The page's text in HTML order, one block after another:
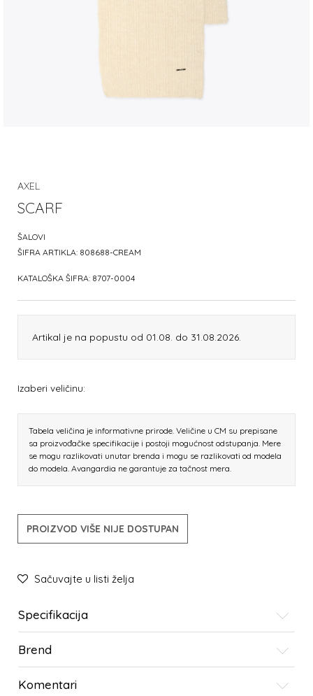
AXEL
SCARF
ŠALOVI
ŠIFRA ARTIKLA: 808688-CREAM
KATALOŠKA ŠIFRA: 8707-0004
Artikal je na popustu od 01.08. do 31.08.2026.
Izaberi veličinu:
Tabela veličina je informativne prirode. Veličine u CM su prepisane
sa proizvođačke specifikacije i postoji mogućnost odstupanja. Mere
se mogu razlikovati unutar brenda i mogu se razlikovati od modela
do modela. Avangardia ne garantuje za tačnost mera.
PROIZVOD VIŠE NIJE DOSTUPAN
Sačuvajte u listi želja
Specifikacija
Brend
Komentari